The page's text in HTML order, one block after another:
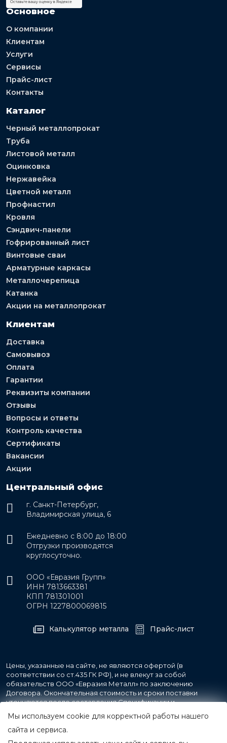
Основное
О компании
Клиентам
Услуги
Сервисы
Прайс-лист
Контакты
Каталог
Черный металлопрокат
Труба
Листовой металл
Оцинковка
Нержавейка
Цветной металл
Профнастил
Кровля
Сэндвич-панели
Гофрированный лист
Винтовые сваи
Арматурные каркасы
Металлочерепица
Катанка
Акции на металлопрокат
Клиентам
Доставка
Самовывоз
Оплата
Гарантии
Реквизиты компании
Отзывы
Вопросы и ответы
Контроль качества
Сертификаты
Вакансии
Акции
Центральный офис
г. Санкт-Петербург,
Владимирская улица, 6
Ежедневно с 8:00 до 18:00
Отгрузки производятся
круглосуточно.
ООО «Евразия Групп»
ИНН 7813663381
КПП 781301001
ОГРН 1227800069815
Калькулятор металла Прайс-лист
Цены, указанные на сайте, не являются офертой (в
соответствии со ст.435 ГК РФ), и не влекут за собой
обязательств ООО «Евразия Металл» по заключению
Договора. Окончательная стоимость и сроки поставки
уточняются после составления Спецификации и
фиксируются в Счете на оплату, а также Спецификации на
поставку товара.
Мы используем cookie для корректной работы нашего
сайта и сервиса.